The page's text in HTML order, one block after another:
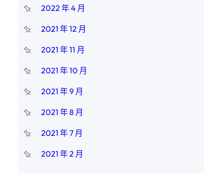
2022 年 4 月
2021 年 12 月
2021 年 11 月
2021 年 10 月
2021 年 9 月
2021 年 8 月
2021 年 7 月
2021 年 2 月